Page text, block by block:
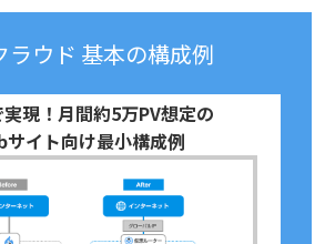
ラウド 基本の構成例
現！月間約5万PV想定の
サイト向け最小構成例